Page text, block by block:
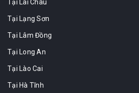
Tại Lai Châu
Tại Lạng Sơn
Tại Lâm Đồng
Tại Long An
Tại Lào Cai
Tại Hà Tĩnh